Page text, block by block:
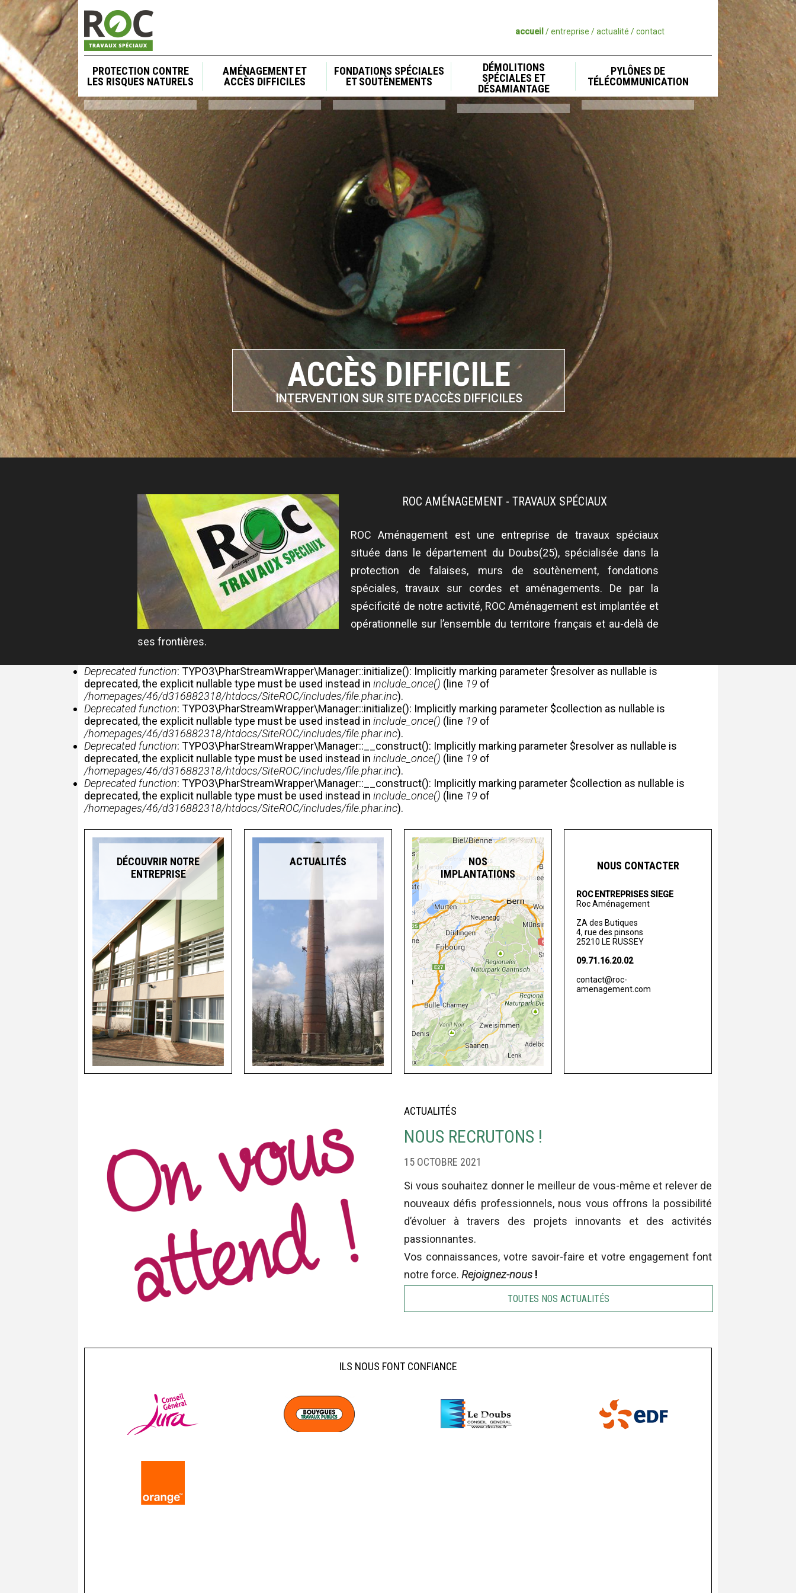
Jump to navigation
accueil entreprise actualité contact
Menu principal
PROTECTION CONTRE
LES RISQUES NATURELS
AMÉNAGEMENT ET
ACCÈS DIFFICILES
FONDATIONS SPÉCIALES
ET SOUTÈNEMENTS
DÉMOLITIONS
SPÉCIALES ET
DÉSAMIANTAGE
PYLÔNES DE
TÉLÉCOMMUNICATION
ACCÈS DIFFICILE
INTERVENTION SUR SITE D’ACCÈS DIFFICILES
ROC AMÉNAGEMENT - TRAVAUX SPÉCIAUX
ROC Aménagement est une entreprise de travaux spéciaux
située dans le département du Doubs(25), spécialisée dans la
protection de falaises, murs de soutènement, fondations
spéciales, travaux sur cordes et aménagements. De par la
spécificité de notre activité, ROC Aménagement est implantée et
opérationnelle sur l’ensemble du territoire français et au-delà de
ses frontières.
MESSAGE D'ERREUR
Deprecated function: TYPO3\PharStreamWrapper\Manager::initialize(): Implicitly marking parameter $resolver as nullable is
deprecated, the explicit nullable type must be used instead in include_once() (line 19 of
/homepages/46/d316882318/htdocs/SiteROC/includes/file.phar.inc).
Deprecated function: TYPO3\PharStreamWrapper\Manager::initialize(): Implicitly marking parameter $collection as nullable is
deprecated, the explicit nullable type must be used instead in include_once() (line 19 of
/homepages/46/d316882318/htdocs/SiteROC/includes/file.phar.inc).
Deprecated function: TYPO3\PharStreamWrapper\Manager::__construct(): Implicitly marking parameter $resolver as nullable is
deprecated, the explicit nullable type must be used instead in include_once() (line 19 of
/homepages/46/d316882318/htdocs/SiteROC/includes/file.phar.inc).
Deprecated function: TYPO3\PharStreamWrapper\Manager::__construct(): Implicitly marking parameter $collection as nullable is
deprecated, the explicit nullable type must be used instead in include_once() (line 19 of
/homepages/46/d316882318/htdocs/SiteROC/includes/file.phar.inc).
DÉCOUVRIR NOTRE
ENTREPRISE
ACTUALITÉS
NOS
IMPLANTATIONS
NOUS CONTACTER
ROC ENTREPRISES SIEGE
Roc Aménagement
ZA des Butiques
4, rue des pinsons
25210 LE RUSSEY
09.71.16.20.02
contact@roc-
amenagement.com
ACTUALITÉS
NOUS RECRUTONS !
15 OCTOBRE 2021
Si vous souhaitez donner le meilleur de vous-même et relever de
nouveaux défis professionnels, nous vous offrons la possibilité
d’évoluer à travers des projets innovants et des activités
passionnantes.
Vos connaissances, votre savoir-faire et votre engagement font
notre force. Rejoignez-nous !
TOUTES NOS ACTUALITÉS
ILS NOUS FONT CONFIANCE